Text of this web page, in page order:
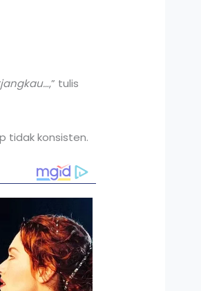
,” tulis
tidak konsisten.